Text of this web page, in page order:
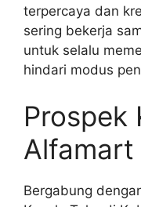
terpercaya dan
sering bekerja
untuk selalu
hindari modus
Prospek
Alfamart
Bergabung